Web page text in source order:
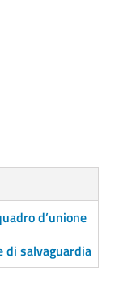
d’unione
di salvaguardia